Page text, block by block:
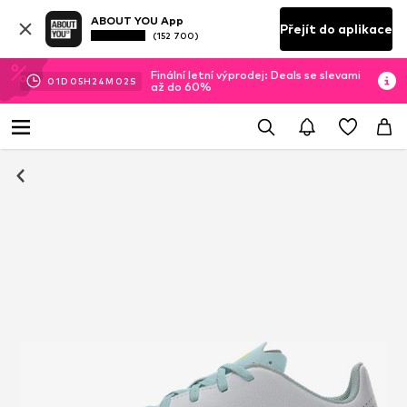
ABOUT YOU App
(152 700) Přejít do aplikace
01D 05H 24M 02 S
Finální letní výprodej: Deals se slevami
až do 60%